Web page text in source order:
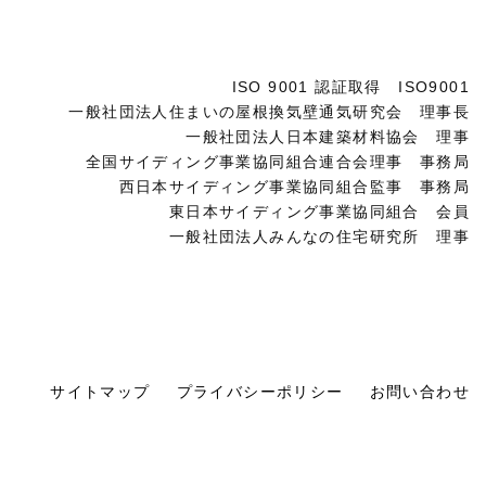
ISO 9001 認証取得 ISO9001
一般社団法人住まいの屋根換気壁通気研究会 理事長
一般社団法人日本建築材料協会 理事
全国サイディング事業協同組合連合会理事 事務局
西日本サイディング事業協同組合監事 事務局
東日本サイディング事業協同組合 会員
一般社団法人みんなの住宅研究所 理事
サイトマップ プライバシーポリシー お問い合わせ